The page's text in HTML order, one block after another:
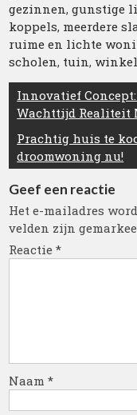
gezinnen,gunstige
koppels, meerdere
ruime en lichte
scholen, tuin,
Innovatief
Wachttijd Realiteit
Prachtig huis te
droomwoning nu!
Geef een reactie
Het e-mailadres
velden zijn
Reactie*
Naam*